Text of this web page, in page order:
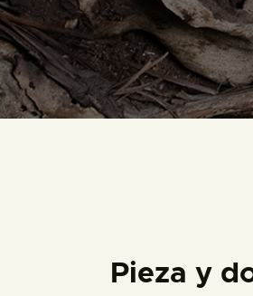
Pieza y